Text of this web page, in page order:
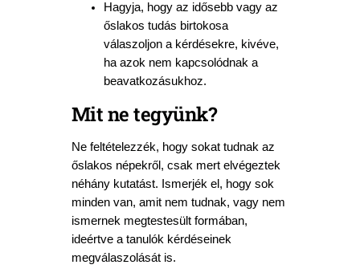
Hagyja, hogy az idősebb vagy az
őslakos tudás birtokosa
válaszoljon a kérdésekre, kivéve,
ha azok nem kapcsolódnak a
beavatkozásukhoz.
Mit ne tegyünk?
Ne feltételezzék, hogy sokat tudnak az
őslakos népekről, csak mert elvégeztek
néhány kutatást. Ismerjék el, hogy sok
minden van, amit nem tudnak, vagy nem
ismernek megtestesült formában,
ideértve a tanulók kérdéseinek
megválaszolását is.